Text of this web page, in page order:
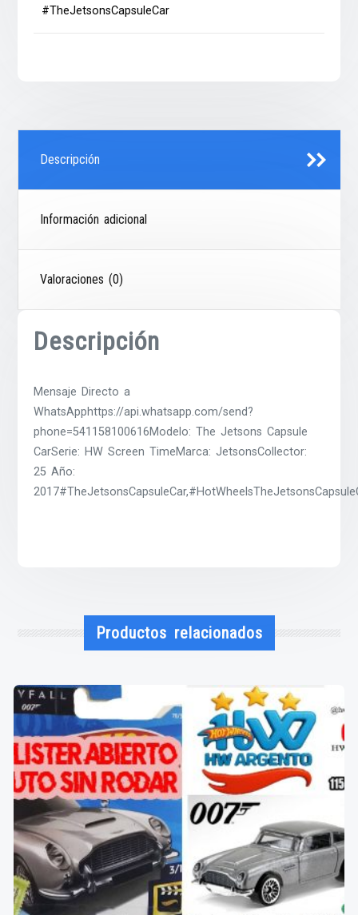
#TheJetsonsCapsuleCar
Descripción
Información adicional
Valoraciones (0)
Descripción
Mensaje Directo a
WhatsApphttps://api.whatsapp.com/send?
phone=541158100616Modelo: The Jetsons Capsule
CarSerie: HW Screen TimeMarca: JetsonsCollector:
25 Año:
Productos relacionados